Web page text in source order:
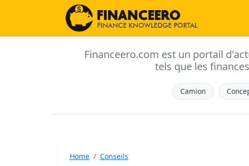
Financeero.com est un portail
tels que les
Camion
Home Conseils